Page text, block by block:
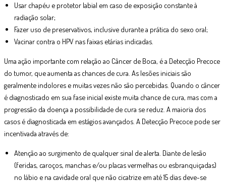
Usar chapéu e protetor labial em caso de exposição constante à
radiação solar;
Fazer uso de preservativos, inclusive durante a prática do sexo oral;
Vacinar contra o HPV nas faixas etárias indicadas.
Uma ação importante com relação ao Câncer de Boca, é a Detecção Precoce
do tumor, que aumenta as chances de cura. As lesões iniciais são
geralmente indolores e muitas vezes não são percebidas. Quando o câncer
é diagnosticado em sua fase inicial existe muita chance de cura, mas com a
progressão da doença a possibilidade de cura se reduz. A maioria dos
casos é diagnosticada em estágios avançados. A Detecção Precoce pode ser
incentivada através de:
Atenção ao surgimento de qualquer sinal de alerta. Diante de lesão
(feridas, caroços, manchas e/ou placas vermelhas ou esbranquiçadas)
no lábio e na cavidade oral que não cicatrize em até 15 dias deve-se